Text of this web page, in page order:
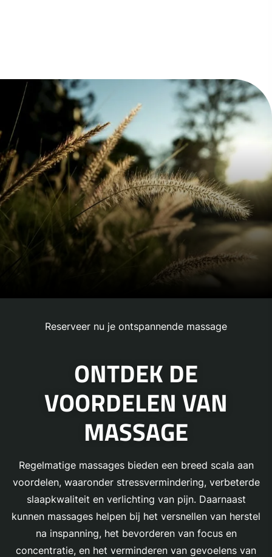
Reserveer nu je ontspannende massage
ONTDEK DE
VOORDELEN VAN
MASSAGE
Regelmatige massages bieden een breed scala aan
voordelen, waaronder stressvermindering, verbeterde
slaapkwaliteit en verlichting van pijn. Daarnaast
kunnen massages helpen bij het versnellen van herstel
na inspanning, het bevorderen van focus en
concentratie, en het verminderen van gevoelens van